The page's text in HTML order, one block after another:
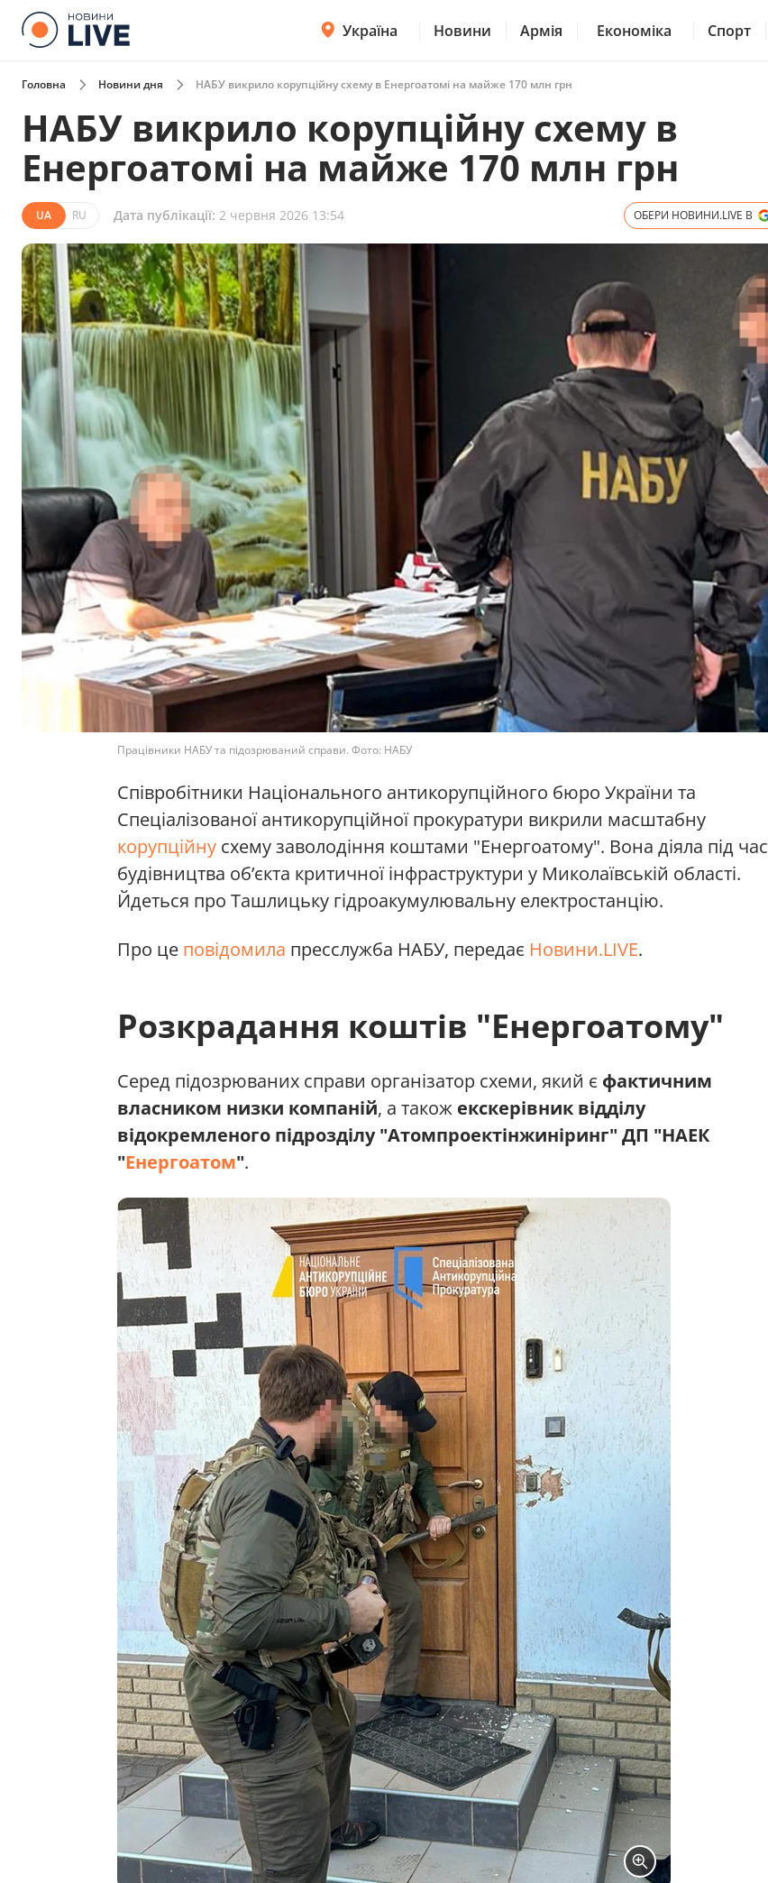
Україна Новини Армія Економіка Спорт
Головна Новини дня НАБУ викрило корупційну схему в Енергоатомі на майже 170 млн грн
НАБУ викрило корупційну схему в
Енергоатомі на майже 170 млн грн
UA RU Дата публікації: 2 червня 2026 13:54 ОБЕРИ НОВИНИ.LIVE В
Працівники НАБУ та підозрюваний справи. Фото: НАБУ
Співробітники Національного антикорупційного бюро України та
Спеціалізованої антикорупційної прокуратури викрили масштабну
корупційну схему заволодіння коштами "Енергоатому". Вона діяла під час
будівництва об’єкта критичної інфраструктури у Миколаївській області.
Йдеться про Ташлицьку гідроакумулювальну електростанцію.
Про це повідомила пресслужба НАБУ, передає Новини.LIVE.
Розкрадання коштів "Енергоатому"
Серед підозрюваних справи організатор схеми, який є фактичним
власником низки компаній, а також екскерівник відділу
відокремленого підрозділу "Атомпроектінжиніринг" ДП "НАЕК
"Енергоатом".